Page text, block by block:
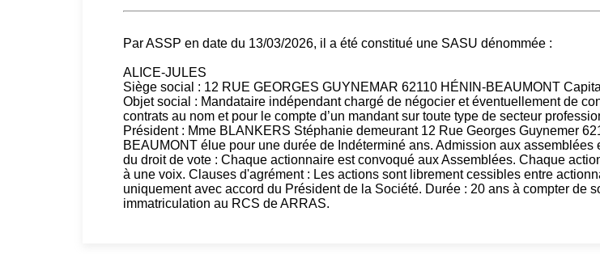
Par ASSP en date du 13/03/2026, il a été constitué une SASU dénommée :
ALICE-JULES
Siège social : 12 RUE GEORGES GUYNEMAR 62110 HÉNIN-BEAUMONT
Objet social : Mandataire indépendant chargé de négocier et éventuellement de
contrats au nom et pour le compte d’un mandant sur toute type de secteur
Président : Mme BLANKERS Stéphanie demeurant 12 Rue Georges Guynemer
BEAUMONT élue pour une durée de Indéterminé ans. Admission aux assemblées
du droit de vote : Chaque actionnaire est convoqué aux Assemblées. Chaque
à une voix. Clauses d'agrément : Les actions sont librement cessibles entre
uniquement avec accord du Président de la Société. Durée : 20 ans à compter de
immatriculation au RCS de ARRAS.